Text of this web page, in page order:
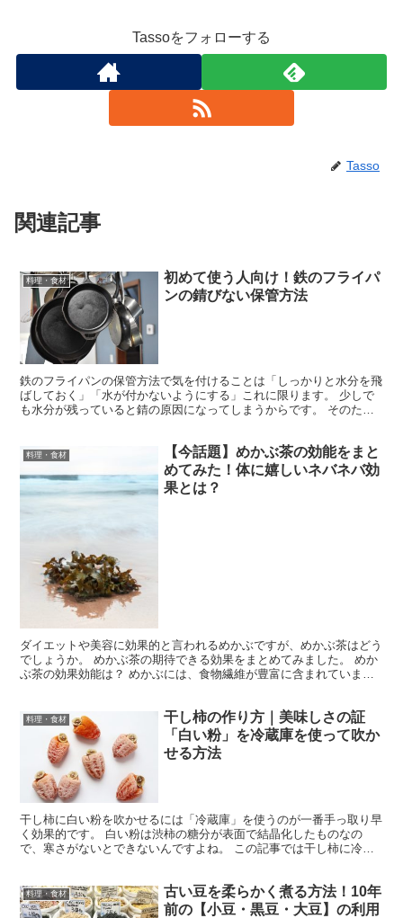
Tassoをフォローする
Tasso
関連記事
料理・食材
初めて使う人向け！鉄のフライパ
ンの錆びない保管方法
鉄のフライパンの保管方法で気を付けることは「しっかりと水分を飛
ばしておく」「水が付かないようにする」これに限ります。 少しで
も水分が残っていると錆の原因になってしまうからです。 そのた
料理・食材
【今話題】めかぶ茶の効能をまと
めてみた！体に嬉しいネバネバ効
果とは？
ダイエットや美容に効果的と言われるめかぶですが、めかぶ茶はどう
でしょうか。 めかぶ茶の期待できる効果をまとめてみました。 めか
ぶ茶の効果効能は？ めかぶには、食物繊維が豊富に含まれていま
料理・食材
干し柿の作り方｜美味しさの証
「白い粉」を冷蔵庫を使って吹か
せる方法
干し柿に白い粉を吹かせるには「冷蔵庫」を使うのが一番手っ取り早
く効果的です。 白い粉は渋柿の糖分が表面で結晶化したものなの
で、寒さがないとできないんですよね。 この記事では干し柿に冷蔵
料理・食材
古い豆を柔らかく煮る方法！10年
前の【小豆・黒豆・大豆】の利用